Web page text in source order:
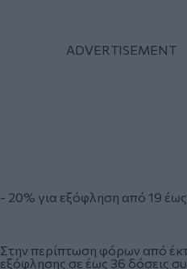
- 20% για εξόφληση από 19 έως
Στην περίπτωση φόρων από
εξόφλησης σε έως 36 δόσεις